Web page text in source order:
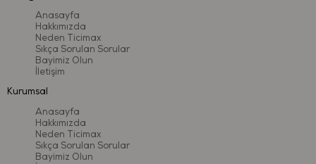
İçerik ve renkler, belirtilen özelliklerle farklılık gösterebilir.
Ürünün hangi yaş grubu için uygun olduğu bilgisi kutunun ön
yüzünde belirtilmiştir. "m" harfi ile belirtilen sayılar "ay"
anlamına gelmektedir.
Bu bilgileri referans için saklayınız.
Anasayfa
Hakkımızda
Neden Ticimax
Sıkça Sorulan Sorular
Bayimiz Olun
İletişim
Kurumsal
Anasayfa
Hakkımızda
Neden Ticimax
Sıkça Sorulan Sorular
Bayimiz Olun